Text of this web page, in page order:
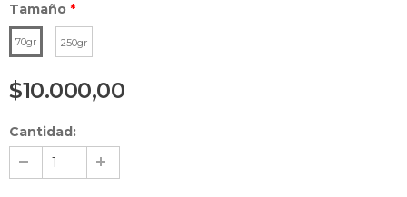
Tamaño *
70gr 250gr
$10.000,00
Cantidad: